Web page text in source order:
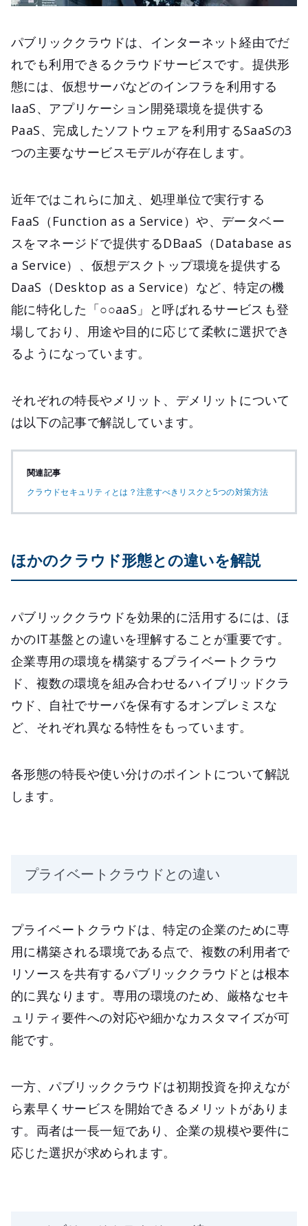
パブリッククラウドは、インターネット経由でだ
れでも利用できるクラウドサービスです。提供形
態には、仮想サーバなどのインフラを利用する
IaaS、アプリケーション開発環境を提供する
PaaS、完成したソフトウェアを利用するSaaSの3
つの主要なサービスモデルが存在します。
近年ではこれらに加え、処理単位で実行する
FaaS（Function as a Service）や、データベー
スをマネージドで提供するDBaaS（Database as
a Service）、仮想デスクトップ環境を提供する
DaaS（Desktop as a Service）など、特定の機
能に特化した「○○aaS」と呼ばれるサービスも登
場しており、用途や目的に応じて柔軟に選択でき
るようになっています。
それぞれの特長やメリット、デメリットについて
は以下の記事で解説しています。
関連記事
クラウドセキュリティとは？注意すべきリスクと5つの対策方法
ほかのクラウド形態との違いを解説
パブリッククラウドを効果的に活用するには、ほ
かのIT基盤との違いを理解することが重要です。
企業専用の環境を構築するプライベートクラウ
ド、複数の環境を組み合わせるハイブリッドクラ
ウド、自社でサーバを保有するオンプレミスな
ど、それぞれ異なる特性をもっています。
各形態の特長や使い分けのポイントについて解説
します。
プライベートクラウドとの違い
プライベートクラウドは、特定の企業のために専
用に構築される環境である点で、複数の利用者で
リソースを共有するパブリッククラウドとは根本
的に異なります。専用の環境のため、厳格なセキ
ュリティ要件への対応や細かなカスタマイズが可
能です。
一方、パブリッククラウドは初期投資を抑えなが
ら素早くサービスを開始できるメリットがありま
す。両者は一長一短であり、企業の規模や要件に
応じた選択が求められます。